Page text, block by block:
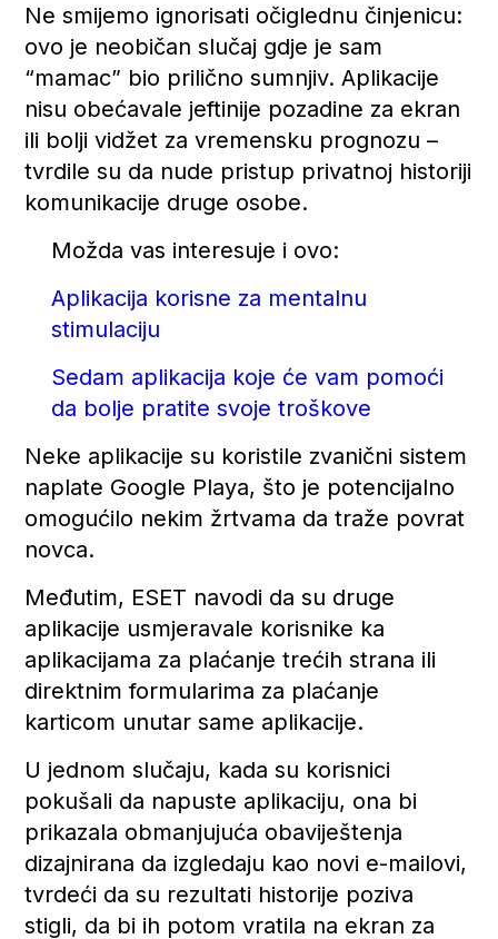
Ne smijemo ignorisati očiglednu činjenicu:
ovo je neobičan slučaj gdje je sam
“mamac” bio prilično sumnjiv. Aplikacije
nisu obećavale jeftinije pozadine za ekran
ili bolji vidžet za vremensku prognozu –
tvrdile su da nude pristup privatnoj historiji
komunikacije druge osobe.
Možda vas interesuje i ovo:
Aplikacija korisne za mentalnu
stimulaciju
Sedam aplikacija koje će vam pomoći
da bolje pratite svoje troškove
Neke aplikacije su koristile zvanični sistem
naplate Google Playa, što je potencijalno
omogućilo nekim žrtvama da traže povrat
novca.
Međutim, ESET navodi da su druge
aplikacije usmjeravale korisnike ka
aplikacijama za plaćanje trećih strana ili
direktnim formularima za plaćanje
karticom unutar same aplikacije.
U jednom slučaju, kada su korisnici
pokušali da napuste aplikaciju, ona bi
prikazala obmanjujuća obaviještenja
dizajnirana da izgledaju kao novi e-mailovi,
tvrdeći da su rezultati historije poziva
stigli, da bi ih potom vratila na ekran za